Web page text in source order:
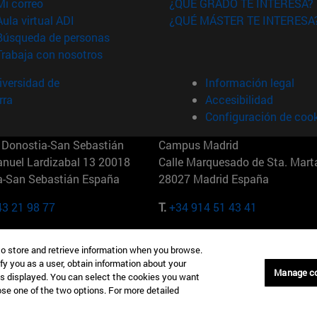
correo
virtual ADI (abre en nueva ventana)
de personas(abre en nueva ventana)
con nosotros(abre en nueva ventana)
¿QUÉ GRADO TE INTERESA?
¿QUÉ MÁSTER TE
de
Información legal
Accesibilidad
Configuración de
San Sebastián
Lardizabal 13 20018
San Sebastián España
21 98 77
Campus Madrid
Calle Marquesado de Sta.
28027 Madrid España
T.+34 914 51 43 41
St 10019-2201 Nueva York
346 8850
Maria-Theresia-Straße 15
Múnich Alemania
T.+49 89 24209790
store and retrieve information when you browse.
you as a user, obtain information about your
displayed. You can select the cookies you want
one of the two options. For more detailed
Manage